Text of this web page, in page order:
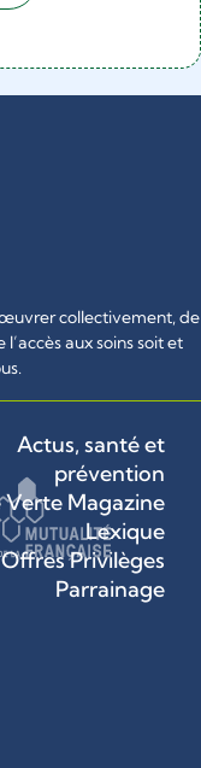
collectivement, de
aux soins soit et
Actus, santé et
prévention
Magazine
Lexique
Offres Privilèges
Parrainage